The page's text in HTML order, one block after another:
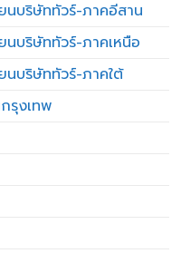
นบริษัททัวร์-ภาคอีสาน
นบริษัททัวร์-ภาคเหนือ
นบริษัททัวร์-ภาคใต้
รุงเทพ